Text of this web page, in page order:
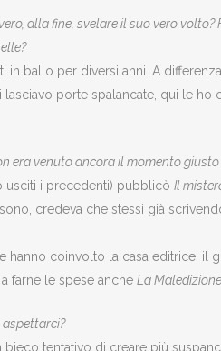
alla fine, svelare il suo vero volto?
in ballo per diversi anni. A
lasciavo porte spalancate, qui le ho
era venuto ancora il momento giusto
usciti i precedenti) pubblicò Il
credeva che stessi già
coinvolto la casa editrice, il
farne le spese anche La
aspettarci?
tentativo di creare più